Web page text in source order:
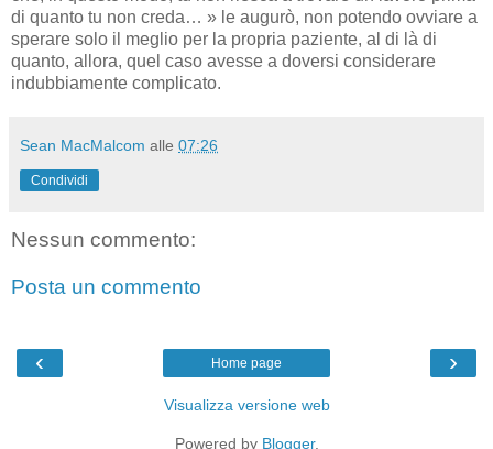
di quanto tu non creda… » le augurò, non potendo ovviare a
sperare solo il meglio per la propria paziente, al di là di
quanto, allora, quel caso avesse a doversi considerare
indubbiamente complicato.
Sean MacMalcom alle 07:26
Condividi
Nessun commento:
Posta un commento
‹ ›
Home page
Visualizza versione web
Powered by Blogger.